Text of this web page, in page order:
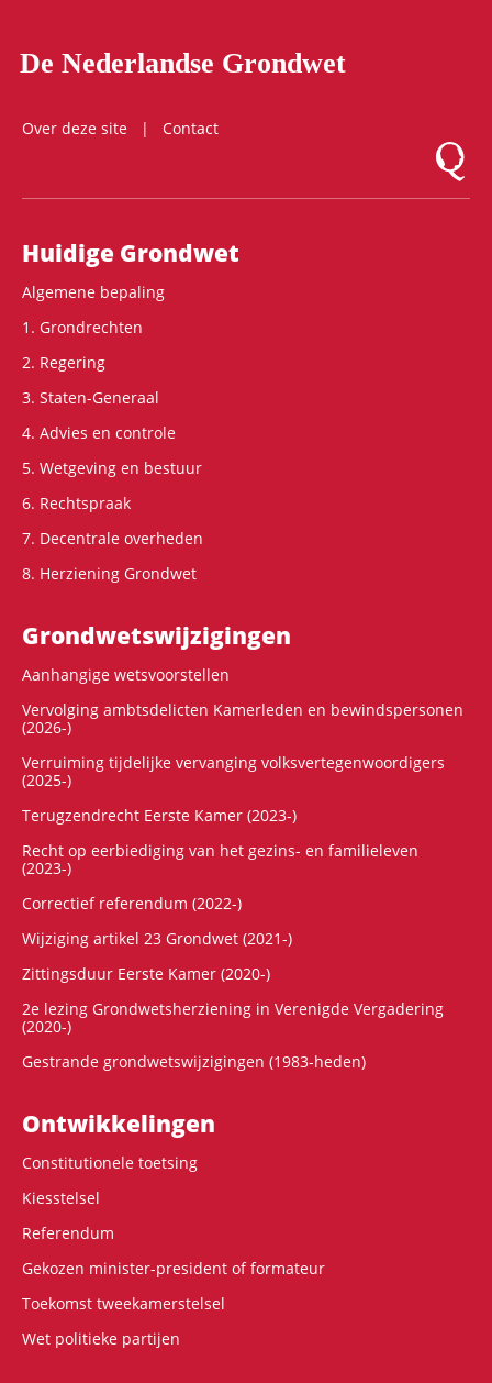
De Nederlandse Grondwet
Over deze site
Contact
Logo
Hoofdnavigatie
Huidige Grondwet
Algemene bepaling
1. Grondrechten
2. Regering
3. Staten-Generaal
4. Advies en controle
5. Wetgeving en bestuur
6. Rechtspraak
7. Decentrale overheden
8. Herziening Grondwet
Grondwets­wijzigingen
Aanhangige wetsvoorstellen
Vervolging ambtsdelicten Kamerleden en bewindspersonen
(2026-)
Verruiming tijdelijke vervanging volksvertegenwoordigers
(2025-)
Terugzendrecht Eerste Kamer (2023-)
Recht op eerbiediging van het gezins- en familieleven
(2023-)
Correctief referendum (2022-)
Wijziging artikel 23 Grondwet (2021-)
Zittingsduur Eerste Kamer (2020-)
2e lezing Grondwetsherziening in Verenigde Vergadering
(2020-)
Gestrande grondwetswijzigingen (1983-heden)
Ontwikke­lingen
Constitutionele toetsing
Kiesstelsel
Referendum
Gekozen minister-president of formateur
Toekomst tweekamerstelsel
Wet politieke partijen